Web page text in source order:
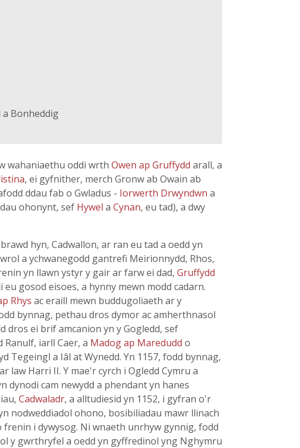
a Bonheddig
wahaniaethu oddi wrth Owen ap Gruffydd arall, a
, ei gyfnither, merch Gronw ab Owain ab
ddau fab o Gwladus - Iorwerth Drwyndwn a
ohonynt, sef Hywel a Cynan, eu tad), a dwy
hyn, Cadwallon, ar ran eu tad a oedd yn
a ychwanegodd gantrefi Meirionnydd, Rhos,
yn llawn ystyr y gair ar farw ei dad, Gruffydd
gosod eisoes, a hynny mewn modd cadarn.
Rhys ac eraill mewn buddugoliaeth ar y
bynnag, pethau dros dymor ac amherthnasol
dros ei brif amcanion yn y Gogledd, sef
iarll Caer, a Madog ap Maredudd o
Tegeingl a Iâl at Wynedd. Yn 1157, fodd bynnag,
Harri II. Y mae'r cyrch i Ogledd Cymru a
dynodi cam newydd a phendant yn hanes
Cadwaladr, a alltudiesid yn 1152, i gyfran o'r
nodweddiadol ohono, bosibiliadau mawr llinach
i dywysog. Ni wnaeth unrhyw gynnig, fodd
y gwrthryfel a oedd yn gyffredinol yng Nghymru